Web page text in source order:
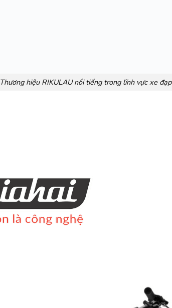
Thương hiệu RIKULAU nổi tiếng trong lĩnh vực xe đạp